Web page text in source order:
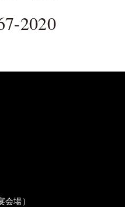
2020
場）